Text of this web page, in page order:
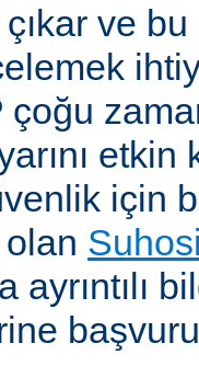
ve
etkin
için
ayrıntılı